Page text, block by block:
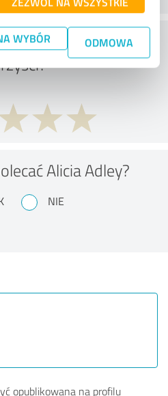
WYBÓR ODMOWA
kosztów do
Alicia Adley?
NIE
opublikowana na profilu